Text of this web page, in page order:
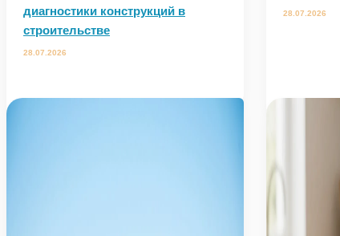
диагностики конструкций в
строительстве
28.07.2026
28.07.2026